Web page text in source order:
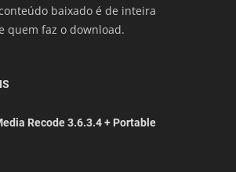
baixado é de inteira
quem faz o download.
Recode 3.6.3.4 + Portable